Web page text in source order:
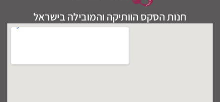
חנות הסקס הוותיקה והמובילה בישראל